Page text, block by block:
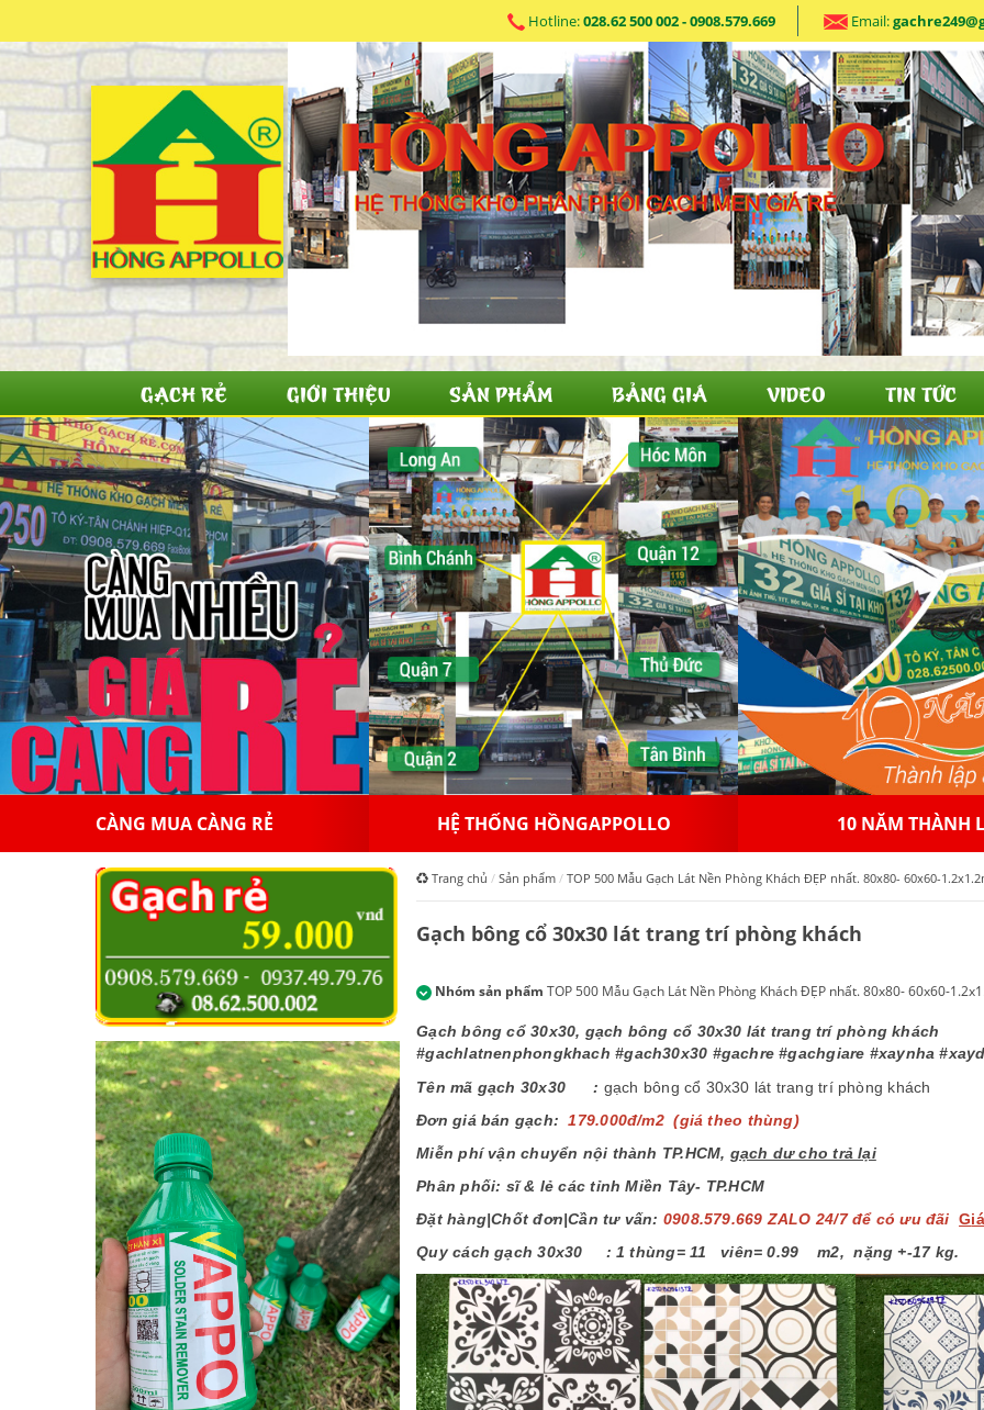
Hotline:028.62 500 002 - 0908.579.669 Email:
GẠCH RẺ GIỚI THIỆU SẢN PHẨM BẢNG GIÁ VIDEO TIN TỨC
HỆ THỐNG HỒNGAPPOLLO 10 NĂM THÀNH LẬP NHƯỢNG QUYỀN
Trang chủ Sản phẩm TOP 500 Mẫu Gạch Lát Nền Phòng Khách ĐẸP nhất. 80x80- 60x60-
Gạch bông cổ 30x30 lát trang trí phòng khách
Nhóm sản phẩm TOP 500 Mẫu Gạch Lát Nền Phòng Khách ĐẸP nhất. 80x80- 60x60-
Gạch bông cổ 30x30, gạch bông cổ 30x30 lát trang trí phòng khách
#gachlatnenphongkhach #gach30x30 #gachre #gachgiare #xaynha
Tên mã gạch 30x30 : gạch bông cổ 30x30 lát trang trí phòng khách
Đơn giá bán gạch: 179.000đ/m2 (giá theo thùng)
Miễn phí vận chuyển nội thành TP.HCM, gạch dư cho trả lại
Phân phối: sĩ & lẻ các tỉnhMiền Tây- TP.HCM
Đặt hàng|Chốt đơn|Cần tư vấn: 0908.579.669 ZALO 24/7 để có ưu đãi G
Quy cách gạch 30x30 : 1thùng= 11 viên= 0.99 m2, nặng +-17 kg.